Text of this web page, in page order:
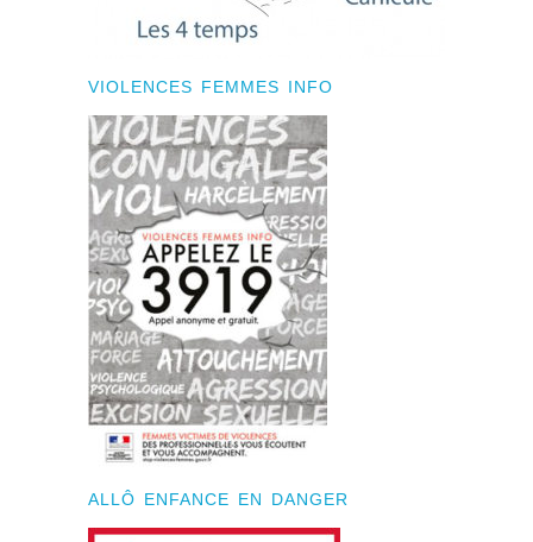
VIOLENCES FEMMES INFO
ALLÔ ENFANCE EN DANGER